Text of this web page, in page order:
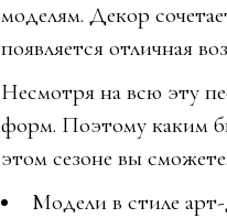
моделям. Декор
появляется отличная
Несмотря на всю эту
форм. Поэтому каким
этом сезоне вы
Модели в стиле